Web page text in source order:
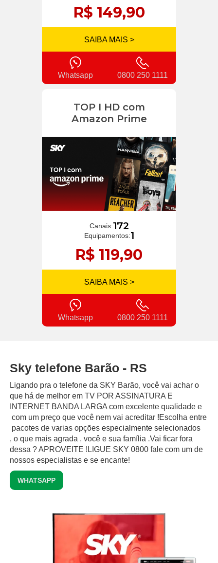
R$ 149,90
SAIBA MAIS >
Whatsapp 0800 250 1111
TOP I HD com
Amazon Prime
Canais:172
Equipamentos:1
R$ 119,90
SAIBA MAIS >
Whatsapp 0800 250 1111
Sky telefone Barão - RS
Ligando pra o telefone da SKY Barão, você vai achar o
que há de melhor em TV POR ASSINATURA E
INTERNET BANDA LARGA com excelente qualidade e
com um preço que você nem vai acreditar !Escolha entre
pacotes de varias opções especialmente selecionados
, o que mais agrada , você e sua família .Vai ficar fora
dessa ? APROVEITE !LIGUE SKY 0800 fale com um de
nossos especialistas e se encante!
WHATSAPP